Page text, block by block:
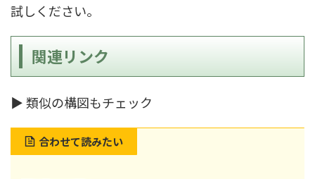
試しください。
関連リンク
▶ 類似の構図もチェック
合わせて読みたい